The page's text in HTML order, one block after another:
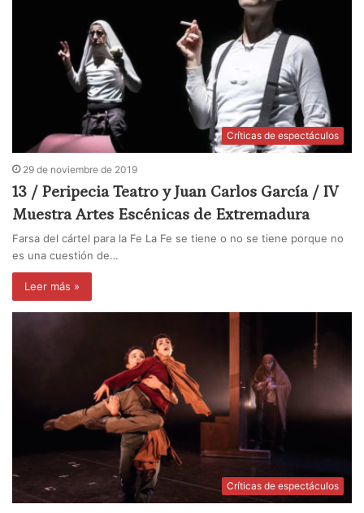
Críticas de espectáculos
29 de noviembre de 2019
13 / Peripecia Teatro y Juan Carlos García / IV
Muestra Artes Escénicas de Extremadura
Farsa del cártel para la Fe La Fe se tiene o no se tiene porque no
es una cuestión de…
Leer más »
Críticas de espectáculos